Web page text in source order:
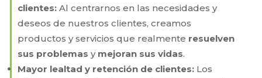
clientes: Al centrarnos en las necesidades y
deseos de nuestros clientes, creamos
productos y servicios que realmente resuelven
sus problemas y mejoran sus vidas.
Mayor lealtad y retención de clientes: Los